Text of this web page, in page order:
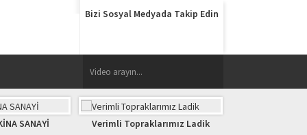
Bizi Sosyal Medyada Takip Edin
Ladik
ANTALYA TARIM FUARI